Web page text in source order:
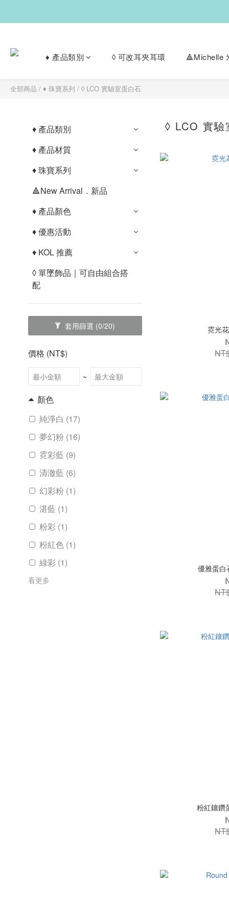
♦︎ 產品類別 ◊ 可改耳夾耳環 🔺Michelle
全部商品 / ♦︎ 珠寶系列 / ◊ LCO 實驗室蛋白石
♦︎ 產品類別
♦︎ 產品材質
♦︎ 珠寶系列
🔺New Arrival．新品
♦︎ 產品顏色
♦︎ 優惠活動
♦︎ KOL 推薦
◊ 單墜飾品｜可自由組合搭
配
套用篩選 (0/20)
價格 (NT$)
~
顏色
純淨白 (17)
夢幻粉 (16)
霓彩藍 (9)
清澈藍 (6)
幻彩粉 (1)
湛藍 (1)
粉彩 (1)
粉紅色 (1)
綠彩 (1)
看更多
◊ LCO 實驗
霓光
優雅蛋白
粉紅鑲鑽